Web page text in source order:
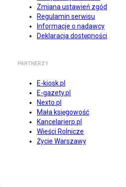
Zmiana ustawień zgód
Regulamin serwisu
Informacje o nadawcy
Deklaracja dostępności
PARTNERZY
E-kiosk.pl
E-gazety.pl
Nexto.pl
Mała księgowość
Kancelarierp.pl
Wieści Rolnicze
Życie Warszawy